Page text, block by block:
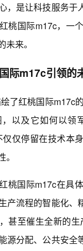
，是让科技服务
桃国际m17c，一
来。
际m17c引领的
了红桃国际m17c
以及它如何以领
仅停留在技术本
桃国际m17c在具
产流程的智能化
甚至催生全新的
源分配、公共安